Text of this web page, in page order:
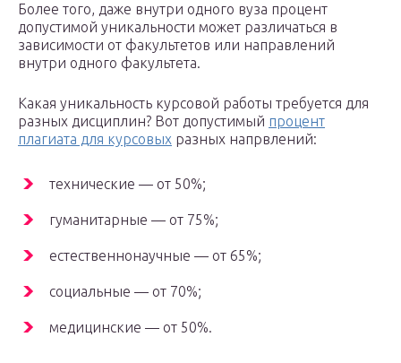
Более того, даже внутри одного вуза процент
допустимой уникальности может различаться в
зависимости от факультетов или направлений
внутри одного факультета.
Какая уникальность курсовой работы требуется для
разных дисциплин? Вот допустимый процент
плагиата для курсовых разных напрвлений:
технические — от 50%;
гуманитарные — от 75%;
естественнонаучные — от 65%;
социальные — от 70%;
медицинские — от 50%.